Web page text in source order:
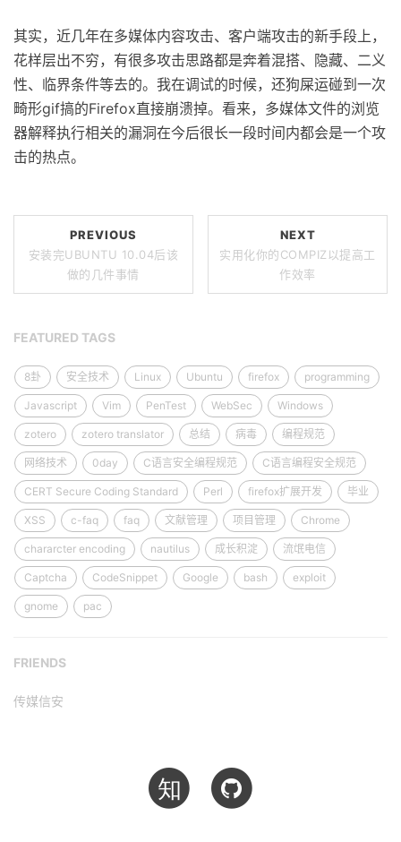
其实，近几年在多媒体内容攻击、客户端攻击的新手段上，
花样层出不穷，有很多攻击思路都是奔着混搭、隐藏、二义
性、临界条件等去的。我在调试的时候，还狗屎运碰到一次
畸形gif搞的Firefox直接崩溃掉。看来，多媒体文件的浏览
器解释执行相关的漏洞在今后很长一段时间内都会是一个攻
击的热点。
PREVIOUS
安装完UBUNTU 10.04后该
做的几件事情
NEXT
实用化你的COMPIZ以提高工
作效率
FEATURED TAGS
8卦 安全技术 Linux Ubuntu firefox programming
Javascript Vim PenTest WebSec Windows
zotero zotero translator 总结 病毒 编程规范
网络技术 0day C语言安全编程规范 C语言编程安全规范
CERT Secure Coding Standard Perl firefox扩展开发 毕业
XSS c-faq faq 文献管理 项目管理 Chrome
chararcter encoding nautilus 成长积淀 流氓电信
Captcha CodeSnippet Google bash exploit
gnome pac
FRIENDS
传媒信安
知